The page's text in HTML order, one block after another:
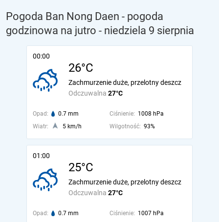
Pogoda Ban Nong Daen - pogoda
godzinowa na jutro - niedziela 9 sierpnia
00:00
26°C
Odczuwalna 27°C
Zachmurzenie duże, przelotny deszcz
Opad: 0.7 mm Ciśnienie: 1008 hPa
Wiatr:
5 km/h Wilgotność: 93%
01:00
25°C
Odczuwalna 27°C
Zachmurzenie duże, przelotny deszcz
Opad: 0.7 mm Ciśnienie: 1007 hPa